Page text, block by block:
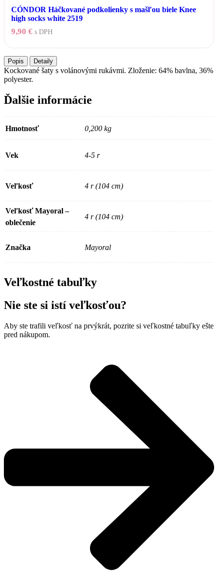
si
môžete
vybrať
na
CÓNDOR Háčkované podkolienky s mašľou biele Knee
high socks white 2519
9,90 € s DPH
má
viacero
variantov.
si
môžete
vybrať
stránke
produktu.
Popis Detaily
Kockované šaty s volánovými rukávmi. Zloženie: 64% bavlna, 36%
polyester.
Ďalšie informácie
Hmotnosť 0,200 kg
Vek 4-5 r
Veľkosť 4 r (104 cm)
Veľkosť Mayoral –
oblečenie
4 r (104 cm)
Značka Mayoral
Veľkostné tabuľky
Nie ste si istí veľkosťou?
Aby ste trafili veľkosť na prvýkrát, pozrite si veľkostné tabuľky ešte
pred nákupom.